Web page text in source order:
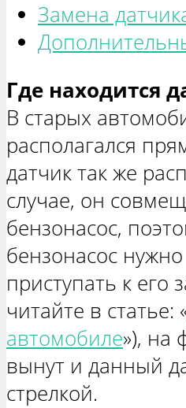
Замена
Где находится
В старых
располагался
датчик так же
случае, он
бензонасос,
бензонасос
приступать к его
читайте в статье:
автомобиле»), на
вынут и данный
стрелкой.